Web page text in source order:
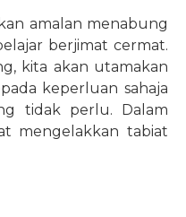
amalan menabung
berjimat cermat.
kita akan utamakan
keperluan sahaja
tidak perlu. Dalam
mengelakkan tabiat